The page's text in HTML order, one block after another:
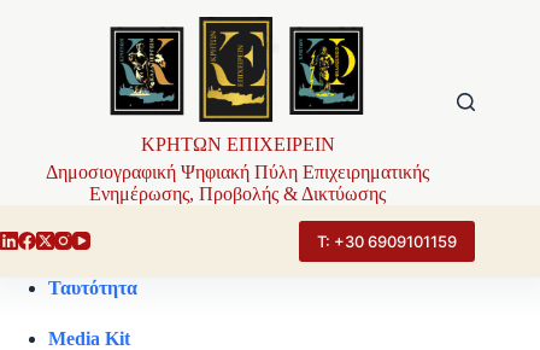
ΚΡΗΤΩΝ ΕΠΙΧΕΙΡΕΙΝ
Δημοσιογραφική Ψηφιακή Πύλη Επιχειρηματικής
Ενημέρωσης, Προβολής & Δικτύωσης
Τ: +30 6909101159
Ταυτότητα
Media Kit